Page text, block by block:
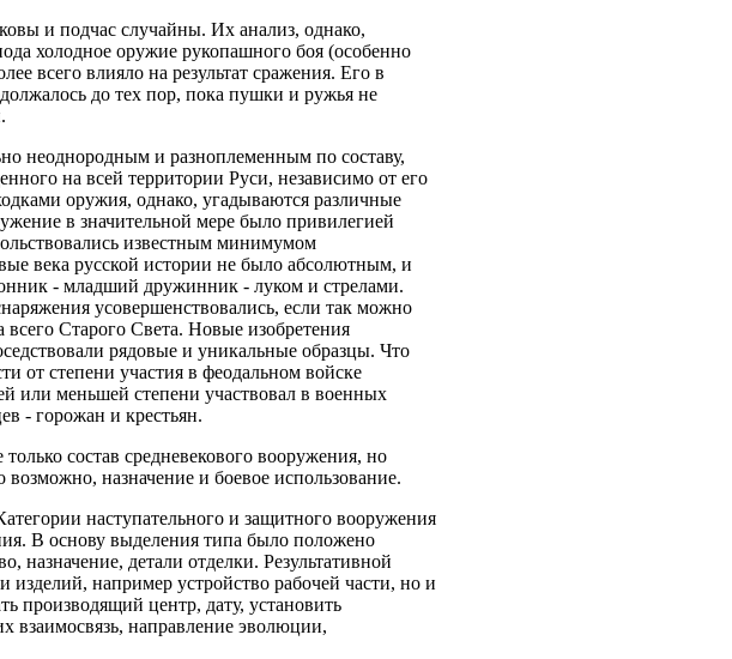
и подчас случайны. Их анализ, однако,
холодное оружие рукопашного боя (особенно
всего влияло на результат сражения. Его в
до тех пор, пока пушки и ружья не
неоднородным и разноплеменным по составу,
на всей территории Руси, независимо от его
оружия, однако, угадываются различные
в значительной мере было привилегией
известным минимумом
века русской истории не было абсолютным, и
- младший дружинник - луком и стрелами.
усовершенствовались, если так можно
Старого Света. Новые изобретения
рядовые и уникальные образцы. Что
от степени участия в феодальном войске
или меньшей степени участвовал в военных
- горожан и крестьян.
состав средневекового вооружения, но
возможно, назначение и боевое использование.
наступательного и защитного вооружения
В основу выделения типа было положено
назначение, детали отделки. Результативной
например устройство рабочей части, но и
производящий центр, дату, установить
взаимосвязь, направление эволюции,